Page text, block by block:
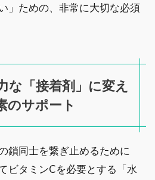
」ための、非常に大切な必須
な「接着剤」に変え
のサポート
鎖同士を繋ぎ止めるために
ビタミンCを必要とする「水